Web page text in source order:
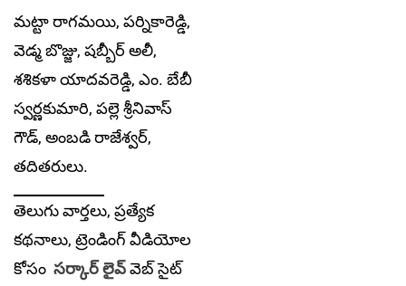
మట్టా రాగమయి, పర్నికారెడ్డి,
వెడ్మ బొజ్జు, షబ్బీర్ అలీ,
శశికళా యాదవరెడ్డి, ఎం. బేబీ
స్వర్ణకుమారి, పల్లె శ్రీనివాస్
గౌడ్, అంబడి రాజేశ్వర్,
తదితరులు.
తెలుగు వార్తలు, ప్రత్యేక
కథనాలు, ట్రెండింగ్ వీడియోల
కోసం సర్కార్ లైవ్వెబ్ సైట్